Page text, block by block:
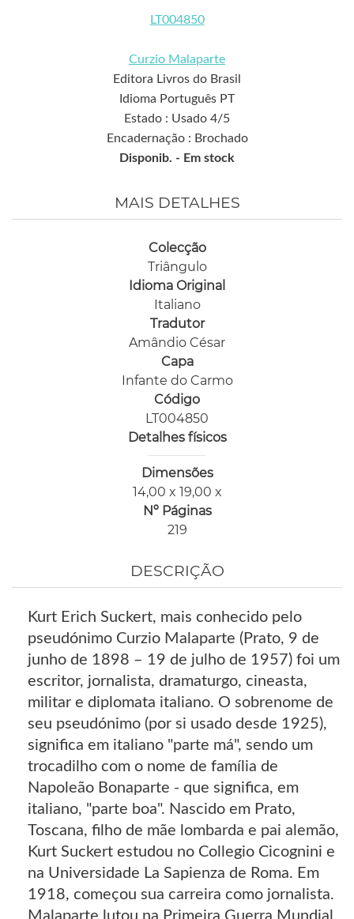
LT004850
Curzio Malaparte
Editora Livros do Brasil
Idioma Português PT
Estado : Usado 4/5
Encadernação : Brochado
Disponib. - Em stock
MAIS DETALHES
Colecção
Triângulo
Idioma Original
Italiano
Tradutor
Amândio César
Capa
Infante do Carmo
Código
LT004850
Detalhes físicos
Dimensões
14,00 x 19,00 x
Nº Páginas
219
DESCRIÇÃO
Kurt Erich Suckert, mais conhecido pelo
pseudónimo Curzio Malaparte (Prato, 9 de
junho de 1898 – 19 de julho de 1957) foi um
escritor, jornalista, dramaturgo, cineasta,
militar e diplomata italiano. O sobrenome de
seu pseudónimo (por si usado desde 1925),
significa em italiano "parte má", sendo um
trocadilho com o nome de família de
Napoleão Bonaparte - que significa, em
italiano, "parte boa". Nascido em Prato,
Toscana, filho de mãe lombarda e pai alemão,
Kurt Suckert estudou no Collegio Cicognini e
na Universidade La Sapienza de Roma. Em
1918, começou sua carreira como jornalista.